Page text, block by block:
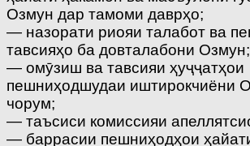
Озмун дар тамоми даврҳо;
— назорати риояи талабот ва
тавсияҳо ба довталабони Озмун;
— омӯзиш ва тавсияи ҳуҷҷатҳои
пешниҳодшудаи иштирокчиёни
чорум;
— таъсиси комиссияи
— баррасии пешниҳодҳои